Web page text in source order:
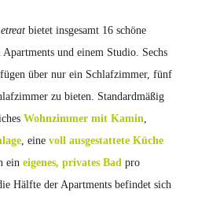
bietet insgesamt 16 schöne
und einem Studio. Sechs
über nur ein Schlafzimmer, fünf
zu bieten. Standardmäßig
Wohnzimmer mit Kamin,
, eine voll ausgestattete Küche
ein eigenes, privates Badpro
Hälfte der Apartments befindet sich